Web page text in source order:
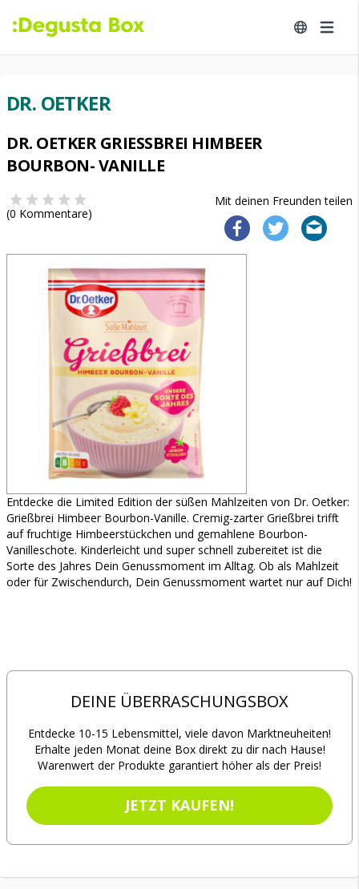
DR. OETKER
DR. OETKER GRIESSBREI HIMBEER B
OURBON- VANILLE
Mit deinen Freunden teilen
(0 Kommentare)
Entdecke die Limited Edition der süßen Mahlzeiten von Dr. Oetker:
Grießbrei Himbeer Bourbon-Vanille. Cremig-zarter Grießbrei trifft
auf fruchtige Himbeerstückchen und gemahlene Bourbon-
Vanilleschote. Kinderleicht und super schnell zubereitet ist die
Sorte des Jahres Dein Genussmoment im Alltag. Ob als Mahlzeit
oder für Zwischendurch, Dein Genussmoment wartet nur auf Dich!
DEINE ÜBERRASCHUNGSBOX
Entdecke 10-15 Lebensmittel, viele davon Marktneuheiten!
Erhalte jeden Monat deine Box direkt zu dir nach Hause!
Warenwert der Produkte garantiert höher als der Preis!
JETZT KAUFEN!